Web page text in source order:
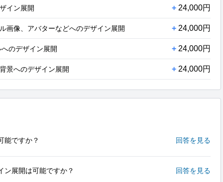
イン展開 + 24,000円
画像、アバターなどへのデザイン展開 + 24,000円
のデザイン展開 + 24,000円
景へのデザイン展開 + 24,000円
能ですか？ 回答を見る
ン展開は可能ですか？ 回答を見る